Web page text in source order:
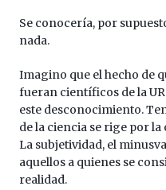
Se conocería, por
nada.
Imagino que el hecho de
fueran científicos de la
este desconocimiento.
de la ciencia se rige por
La subjetividad, el
aquellos a quienes se
realidad.